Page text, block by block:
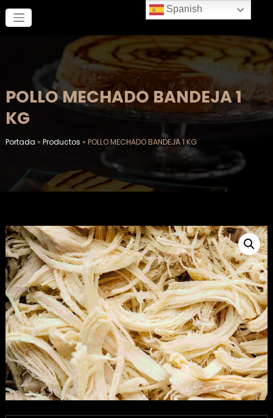
contenido
POLLO MECHADO BANDEJA 1
KG
Portada » Productos » POLLO MECHADO BANDEJA 1 KG
Spanish